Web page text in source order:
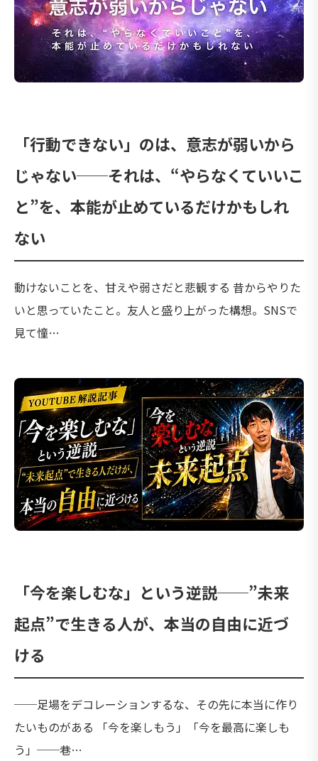
「行動できない」のは、意志が弱いから
じゃない──それは、“やらなくていいこ
と”を、本能が止めているだけかもしれ
ない
動けないことを、甘えや弱さだと悲観する 昔からやりた
いと思っていたこと。友人と盛り上がった構想。SNSで
見て憧…
「今を楽しむな」という逆説──”未来
起点”で生きる人が、本当の自由に近づ
ける
──足場をデコレーションするな、その先に本当に作り
たいものがある 「今を楽しもう」「今を最高に楽しも
う」──巷…